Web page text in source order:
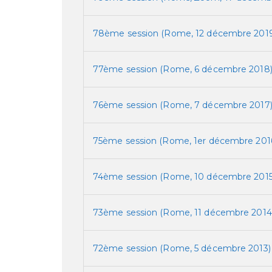
78ème session (Rome, 12 décembre
77ème session (Rome, 6 décembre 2018)
76ème session (Rome, 7 décembre 2017)
75ème session (Rome, 1er décembre
74ème session (Rome, 10 décembre
73ème session (Rome, 11 décembre
72ème session (Rome, 5 décembre 2013)